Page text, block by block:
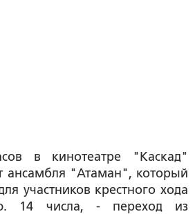
в кинотеатре "Каскад"
ансамбля "Атаман", который
участников крестного хода
14 числа, - переход из